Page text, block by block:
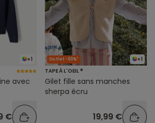
+1
avec
€
+1
Outlet -60%*
TAPE À L'OEIL ®
Gilet fille sans manches
sherpa écru
19,99 €